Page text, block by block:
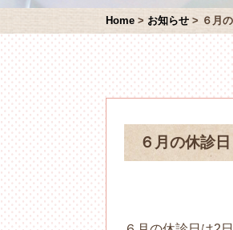
Home > お知らせ > ６月
６月の休診日